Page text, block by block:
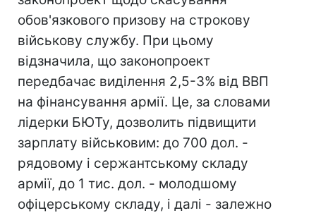
обов'язкового призову на строкову
військову службу. При цьому
відзначила, що законопроект
передбачає виділення 2,5-3% від ВВП
на фінансування армії. Це, за словами
лідерки БЮТу, дозволить підвищити
зарплату військовим: до 700 дол. -
рядовому і сержантському складу
армії, до 1 тис. дол. - молодшому
офіцерському складу, і далі - залежно